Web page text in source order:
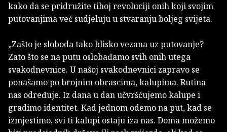
kako da se pridružite tihoj revoluciji onih koji svojim
putovanjima već sudjeluju u stvaranju boljeg svijeta.
„Zašto je sloboda tako blisko vezana uz putovanje?
Zato što se na putu oslobađamo svih onih utega
svakodnevnice. U našoj svakodnevnici zapravo se
ponašamo po brojnim obrascima, kalupima. Rutina
nas određuje. Iz dana u dan učvršćujemo kalupe i
gradimo identitet. Kad jednom odemo na put, kad se
izmjestimo, svi ti kalupi ostaju iza nas. Doma možemo